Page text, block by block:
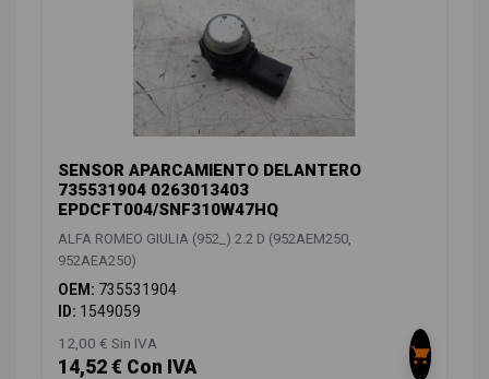
SENSOR APARCAMIENTO DELANTERO
735531904 0263013403
EPDCFT004/SNF310W47HQ
ALFA ROMEO GIULIA (952_) 2.2 D (952AEM250,
952AEA250)
OEM: 735531904
ID: 1549059
12,00 € Sin IVA
14,52 € Con IVA